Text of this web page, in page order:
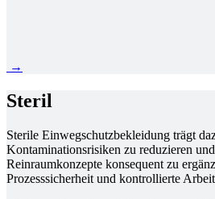
→
Steril
Sterile Einwegschutzbekleidung trägt
Kontaminationsrisiken zu reduzieren
Reinraumkonzepte konsequent zu
Prozesssicherheit und kontrollierte